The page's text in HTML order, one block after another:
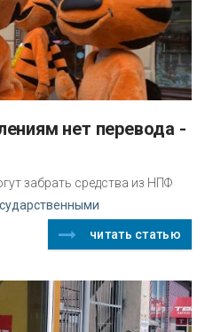
забрать средства из НПФ
читать статью